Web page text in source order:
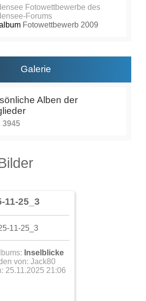
Fotowettbewerbe des
Forums
Fotowettbewerb 2009
Galerie
Alben der
3945
11-25_3
Inselblicke
von: Jack80
25.11.2025 21:06